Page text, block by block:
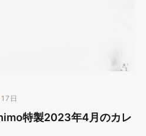
日
特製2023年4月のカレ